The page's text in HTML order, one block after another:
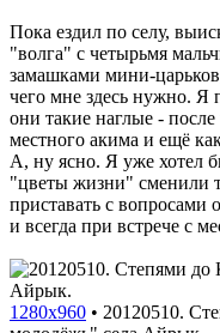
Пока ездил по селу,
"волга" с четырьмя
замашками мини-
чего мне здесь нужно. Я
они такие наглые -
местного акима и ещё
А, ну ясно. Я уже хотел
"цветы жизни" сменили
приставать с вопросами
и всегда при встрече с
1280x960 • 20120510.